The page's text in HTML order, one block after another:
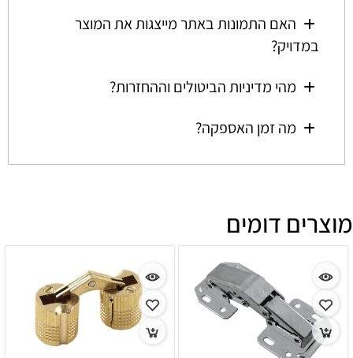
האם התמונות באתר מייצגות את המוצר
במדויק?
מהי מדיניות הביטולים וההחזרות?
מה זמן האספקה?
מוצרים דומים